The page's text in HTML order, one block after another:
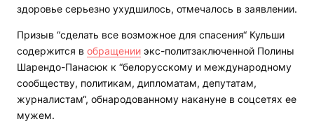
здоровье серьезно ухудшилось, отмечалось в заявлении.
Призыв “сделать все возможное для спасения“ Кульши
содержится в обращении экс-политзаключенной Полины
Шарендо-Панасюк к “белорусскому и международному
сообществу, политикам, дипломатам, депутатам,
журналистам“, обнародованному накануне в соцсетях ее
мужем.